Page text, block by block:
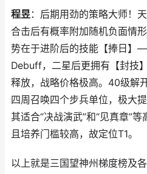
程昱：后期用劲的策略大师！
合击后有概率附加随机负面情
势在于进阶后的技能【捧日】
Debuff，二星后更拥有【封技
释放，战略价格极高。40级解
四周召唤四个步兵单位，极大
其适合“决战演武”和“见真章”
且培养门槛较高，故定位T1。
以上就是三国望神州梯度榜及